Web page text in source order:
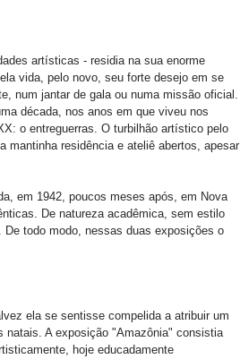
artísticas - residia na sua enorme
vida, pelo novo, seu forte desejo em se
num jantar de gala ou numa missão oficial.
década, nos anos em que viveu nos
o entreguerras. O turbilhão artístico pelo
mantinha residência e ateliê abertos, apesar
em 1942, poucos meses após, em Nova
De natureza acadêmica, sem estilo
todo modo, nessas duas exposições o
ela se sentisse compelida a atribuir um
natais. A exposição "Amazônia" consistia
hoje educadamente